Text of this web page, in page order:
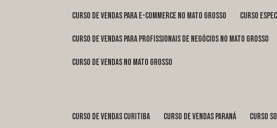
curso de vendas para e-commerce no Mato Grosso curso
curso de vendas para profissionais de negócios no Mato Grosso
curso de vendas no Mato Grosso
curso de vendas Curitiba curso de vendas Paraná curso